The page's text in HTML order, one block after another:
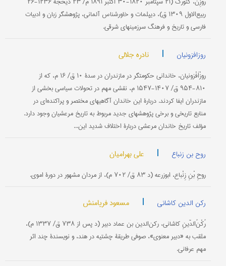
ربیع‌الاول ۱۳۰۹ ق)، دیپلمات و خاورشناس آلمانی، پژوهشگر زبان و ادبیات
فارسی و تاریخ و فرهنگ سرزمینهای شرقی.
روزافزونیان | نادره جلالی
روزْاَفْزونیان، خاندانی حکومتگر در مازندران در سدۀ ۱۰ ق/ ۱۶ م، که از
۸۱۰-۹۵۴ ق/ ۱۴۰۷-۱۵۴۷ م، نقشی مهم در تحولات سیاسی بخشی از
مازندران ایفا کردند. دربارۀ این خاندان آگاهیهای مختصر و پراکنده‌ای در
منابع تاریخی و برخی پژوهشهای جدید مربوط به تاریخ مرعشیان وجود دارد.
مؤلف تاریخ خاندان مرعشی دربارۀ اختلاف شدید این...
روح بن زنباع | علی بهرامیان
روحِ بْنِ زِنْباع، ابوزرعه (د ۸۳ ق/ ۷۰۲ م)، از مردان مشهور در دورۀ اموی.
رکن الدین کاشانی | مسعود فریامنش
رُکْنُ‌الدّینِ کاشانی، رکن‌الدین بن عماد دبیر (د پس از ۷۳۸ ق/ ۱۳۳۷ م)،
ملقب به «دبیر معنوی»، صوفی طریقۀ چشتیه در هند، و نویسندۀ چند اثر
مهم عرفانی.